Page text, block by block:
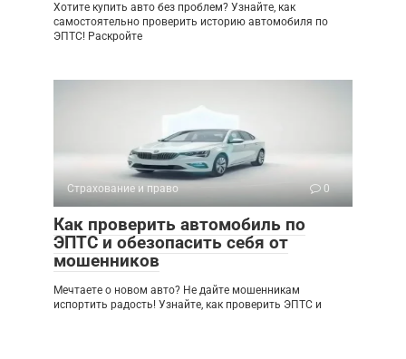
Хотите купить авто без проблем? Узнайте, как
самостоятельно проверить историю автомобиля по
ЭПТС! Раскройте
Страхование и право 0
Как проверить автомобиль по
ЭПТС и обезопасить себя от
мошенников
Мечтаете о новом авто? Не дайте мошенникам
испортить радость! Узнайте, как проверить ЭПТС и